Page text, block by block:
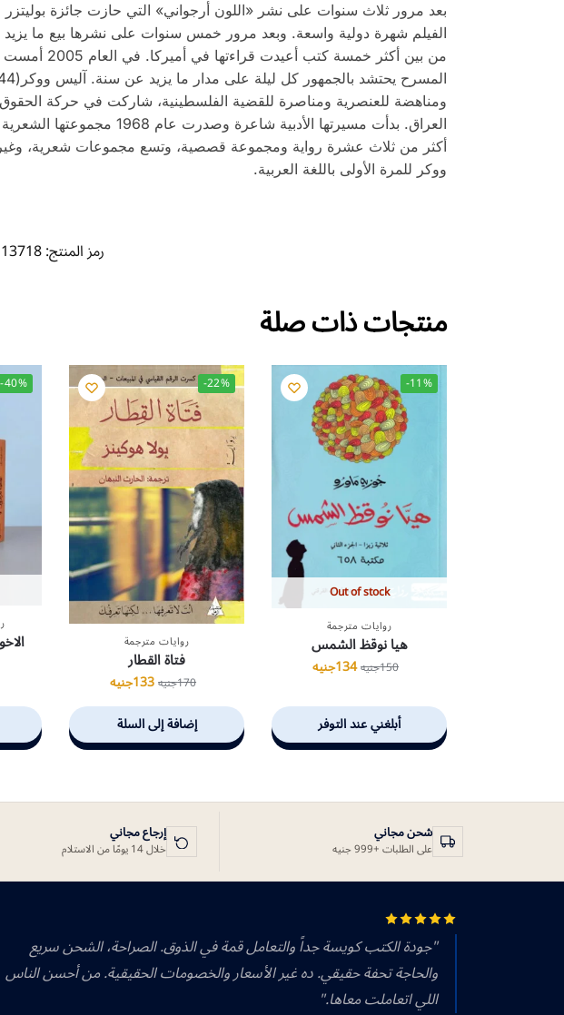
بعد مرور ثلاث سنوات على نشر «اللون أرجواني» التي حازت جائزة
الفيلم شهرة دولية واسعة. وبعد مرور خمس سنوات على نشرها بيع ما
من بين
ومناهضة للعنصرية ومناصرة للقضية الفلسطينية، شاركت في حركة
أكثر من ثلاث عشرة رواية ومجموعة قصصية، وتسع مجموعات شعرية،
ووكر للمرة الأولى باللغة العربية.
رمز المنتج:
منتجات ذات صلة
-11%
Out of stock
روايات مترجمة
هيا نوقظ الشمس
150جنيه134جنيه
أبلغني عند التوفر
-22%
روايات مترجمة
فتاة القطار
170جنيه133جنيه
إضافة إلى السلة
-40%
شحن مجاني
على الطلبات +999 جنيه
إرجاع مجاني
خلال 14 يومًا من الاستلام
"جودة الكتب كويسة جداً والتعامل قمة في الذوق. الصراحة، الشحن سريع
والحاجة تحفة حقيقي. ده غير الأسعار والخصومات الحقيقية. من أحسن الناس
اللي اتعاملت معاها."